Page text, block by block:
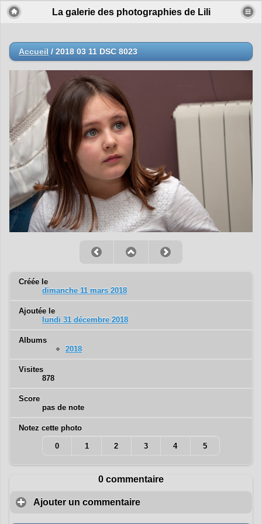
La galerie des photographies de Lili
Accueil / 2018 03 11 DSC 8023
Créée le
dimanche 11 mars 2018
Ajoutée le
lundi 31 décembre 2018
Albums
2018
Visites
878
Score
pas de note
Notez cette photo
0 1 2 3 4 5
0 commentaire
Ajouter un commentaire